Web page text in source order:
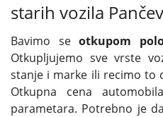
starih vozila
Bavimo seotkupom
Otkupljujemo sve vrste
stanje i marke ili recimo to
Otkupna cena
parametara. Potrebno je